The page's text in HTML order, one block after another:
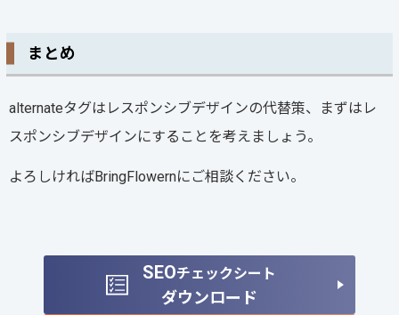
まとめ
alternateタグはレスポンシブデザインの代替策、まずはレ
スポンシブデザインにすることを考えましょう。
よろしければBringFlowernにご相談ください。
SEOチェックシート
ダウンロード